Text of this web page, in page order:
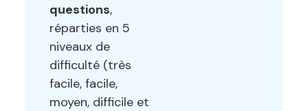
questions,
réparties en 5
niveaux de
difficulté (très
facile, facile,
moyen, difficile et